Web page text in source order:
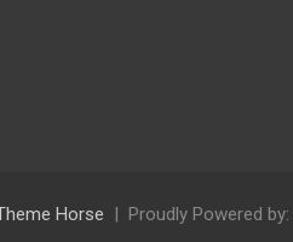
Horse Proudly Powered by: